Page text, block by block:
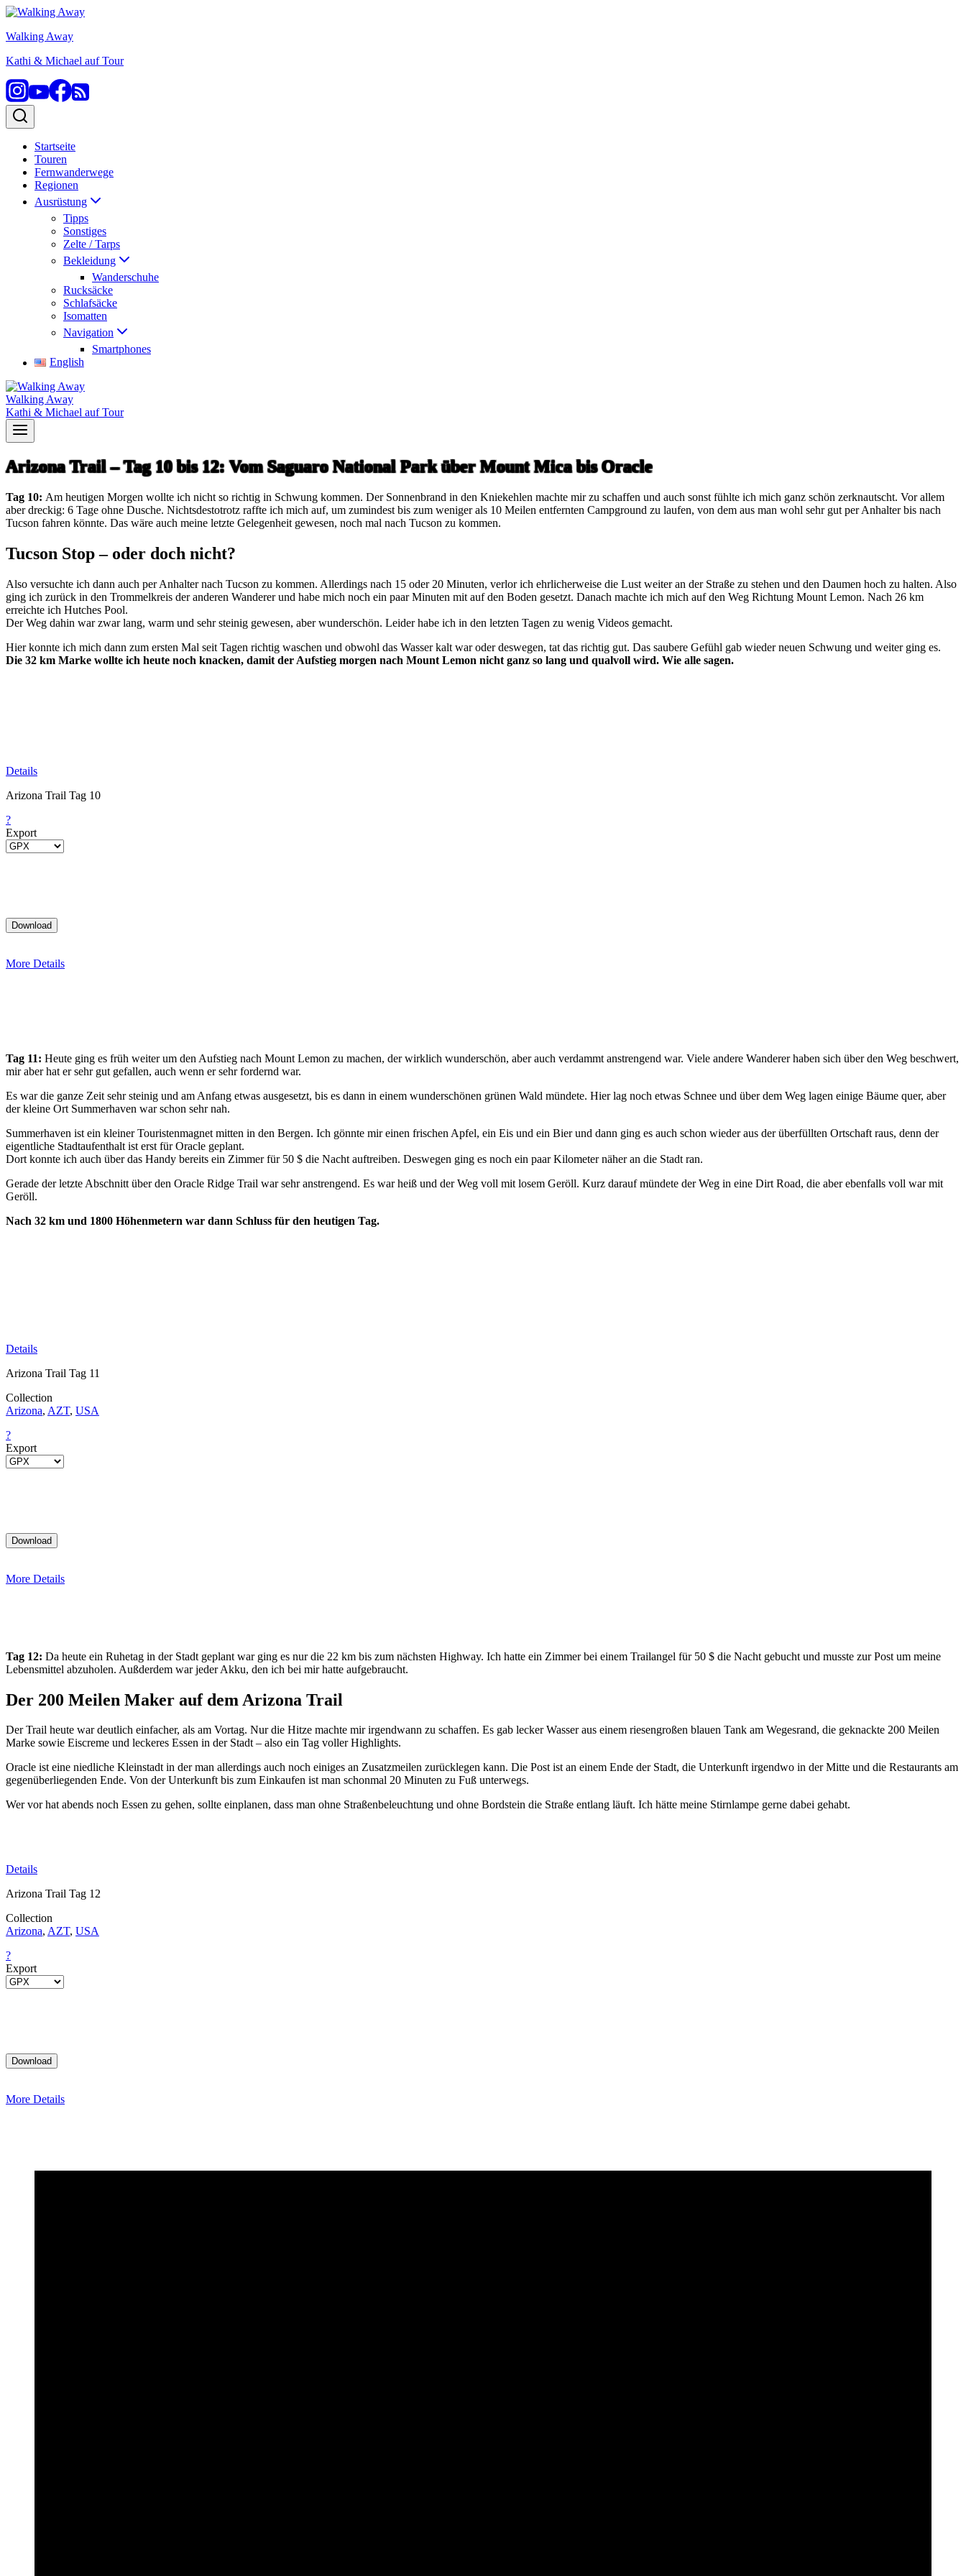
Zum
springen
Walking Away
Kathi & Michael auf Tour
Startseite
Touren
Fernwanderwege
Regionen
Ausrüstung
Tipps
Sonstiges
Zelte / Tarps
Bekleidung
Wanderschuhe
Rucksäcke
Schlafsäcke
Isomatten
Navigation
Smartphones
English
Walking Away
Kathi & Michael auf Tour
Arizona Trail – Tag 10 bis 12: Vom Saguaro National Park über Mount Mica bis Oracle
Tag 10: Am heutigen Morgen wollte ich nicht so richtig in Schwung kommen. Der Sonnenbrand in den Kniekehlen machte mir zu schaffen und auch sonst fühlte ich mich ganz schön zerknautscht. Vor allem
aber dreckig: 6 Tage ohne Dusche. Nichtsdestotrotz raffte ich mich auf, um zumindest bis zum weniger als 10 Meilen entfernten Campground zu laufen, von dem aus man wohl sehr gut per Anhalter bis nach
Tucson fahren könnte. Das wäre auch meine letzte Gelegenheit gewesen, noch mal nach Tucson zu kommen.
Tucson Stop – oder doch nicht?
Also versuchte ich dann auch per Anhalter nach Tucson zu kommen. Allerdings nach 15 oder 20 Minuten, verlor ich ehrlicherweise die Lust weiter an der Straße zu stehen und den Daumen hoch zu halten. Also
ging ich zurück in den Trommelkreis der anderen Wanderer und habe mich noch ein paar Minuten mit auf den Boden gesetzt. Danach machte ich mich auf den Weg Richtung Mount Lemon. Nach 26 km
erreichte ich Hutches Pool.
Der Weg dahin war zwar lang, warm und sehr steinig gewesen, aber wunderschön. Leider habe ich in den letzten Tagen zu wenig Videos gemacht.
Hier konnte ich mich dann zum ersten Mal seit Tagen richtig waschen und obwohl das Wasser kalt war oder deswegen, tat das richtig gut. Das saubere Gefühl gab wieder neuen Schwung und weiter ging es.
Die 32 km Marke wollte ich heute noch knacken, damit der Aufstieg morgen nach Mount Lemon nicht ganz so lang und qualvoll wird. Wie alle sagen.
Details
Arizona Trail Tag 10
?
Export
More Details
Tag 11: Heute ging es früh weiter um den Aufstieg nach Mount Lemon zu machen, der wirklich wunderschön, aber auch verdammt anstrengend war. Viele andere Wanderer haben sich über den Weg beschwert,
mir aber hat er sehr gut gefallen, auch wenn er sehr fordernd war.
Es war die ganze Zeit sehr steinig und am Anfang etwas ausgesetzt, bis es dann in einem wunderschönen grünen Wald mündete. Hier lag noch etwas Schnee und über dem Weg lagen einige Bäume quer, aber
der kleine Ort Summerhaven war schon sehr nah.
Summerhaven ist ein kleiner Touristenmagnet mitten in den Bergen. Ich gönnte mir einen frischen Apfel, ein Eis und ein Bier und dann ging es auch schon wieder aus der überfüllten Ortschaft raus, denn der
eigentliche Stadtaufenthalt ist erst für Oracle geplant.
Dort konnte ich auch über das Handy bereits ein Zimmer für 50 $ die Nacht auftreiben. Deswegen ging es noch ein paar Kilometer näher an die Stadt ran.
Gerade der letzte Abschnitt über den Oracle Ridge Trail war sehr anstrengend. Es war heiß und der Weg voll mit losem Geröll. Kurz darauf mündete der Weg in eine Dirt Road, die aber ebenfalls voll war mit
Geröll.
Nach 32 km und 1800 Höhenmetern war dann Schluss für den heutigen Tag.
Details
Arizona Trail Tag 11
Collection
Arizona, AZT, USA
?
Export
More Details
Tag 12: Da heute ein Ruhetag in der Stadt geplant war ging es nur die 22 km bis zum nächsten Highway. Ich hatte ein Zimmer bei einem Trailangel für 50 $ die Nacht gebucht und musste zur Post um meine
Lebensmittel abzuholen. Außderdem war jeder Akku, den ich bei mir hatte aufgebraucht.
Der 200 Meilen Maker auf dem Arizona Trail
Der Trail heute war deutlich einfacher, als am Vortag. Nur die Hitze machte mir irgendwann zu schaffen. Es gab lecker Wasser aus einem riesengroßen blauen Tank am Wegesrand, die geknackte 200 Meilen
Marke sowie Eiscreme und leckeres Essen in der Stadt – also ein Tag voller Highlights.
Oracle ist eine niedliche Kleinstadt in der man allerdings auch noch einiges an Zusatzmeilen zurücklegen kann. Die Post ist an einem Ende der Stadt, die Unterkunft irgendwo in der Mitte und die Restaurants am
gegenüberliegenden Ende. Von der Unterkunft bis zum Einkaufen ist man schonmal 20 Minuten zu Fuß unterwegs.
Wer vor hat abends noch Essen zu gehen, sollte einplanen, dass man ohne Straßenbeleuchtung und ohne Bordstein die Straße entlang läuft. Ich hätte meine Stirnlampe gerne dabei gehabt.
Details
Arizona Trail Tag 12
Collection
Arizona, AZT, USA
?
Export
More Details